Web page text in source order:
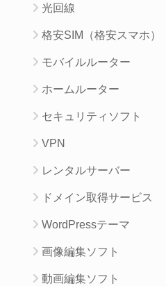
光回線
格安SIM（格安スマホ）
モバイルルーター
ホームルーター
セキュリティソフト
VPN
レンタルサーバー
ドメイン取得サービス
WordPressテーマ
画像編集ソフト
動画編集ソフト